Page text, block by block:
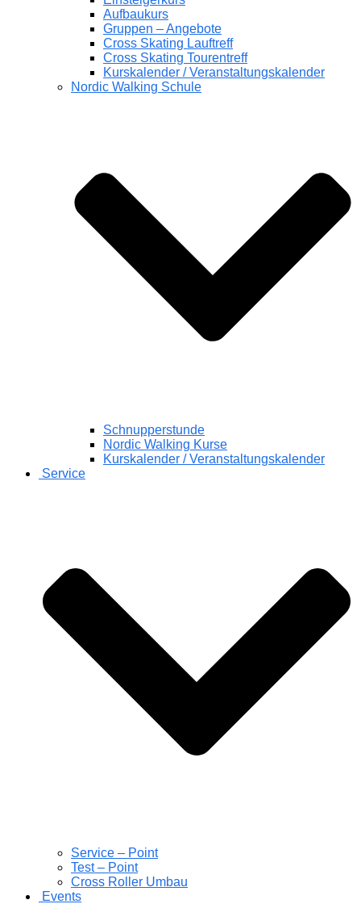
Aufbaukurs
Gruppen – Angebote
Cross Skating Lauftreff
Cross Skating Tourentreff
Kurskalender / Veranstaltungskalender
Nordic Walking Schule
Schnupperstunde
Nordic Walking Kurse
Kurskalender / Veranstaltungskalender
Service
Service – Point
Test – Point
Cross Roller Umbau
Events